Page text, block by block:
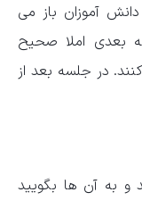
آموزان باز می
بعدی املا صحیح
در جلسه بعد از
و به آن ها بگویید